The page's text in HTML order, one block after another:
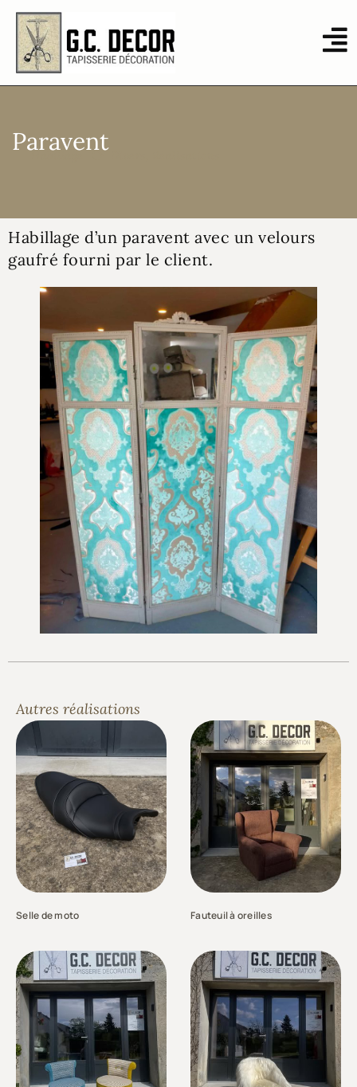
Paravent
Habillage d’un paravent avec un velours
gaufré fourni par le client.
Autres réalisations
Selle de moto Fauteuil à oreilles